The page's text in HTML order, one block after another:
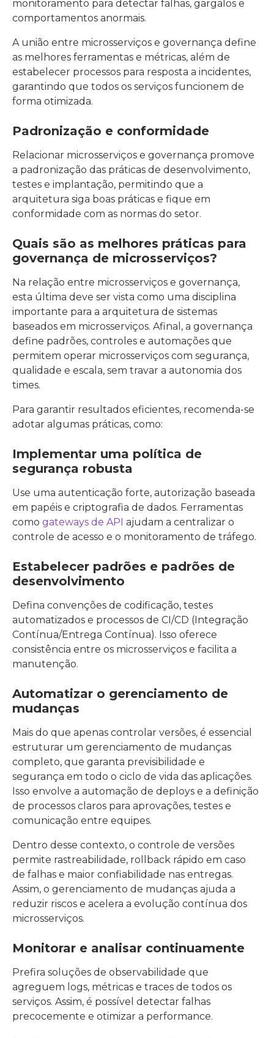
monitoramento para detectar falhas, gargalos e
comportamentos anormais.
A união entre microsserviços e governança define
as melhores ferramentas e métricas, além de
estabelecer processos para resposta a incidentes,
garantindo que todos os serviços funcionem de
forma otimizada.
Padronização e conformidade
Relacionar microsserviços e governança promove
a padronização das práticas de desenvolvimento,
testes e implantação, permitindo que a
arquitetura siga boas práticas e fique em
conformidade com as normas do setor.
Quais são as melhores práticas para
governança de microsserviços?
Na relação entre microsserviços e governança,
esta última deve ser vista como uma disciplina
importante para a arquitetura de sistemas
baseados em microsserviços. Afinal, a governança
define padrões, controles e automações que
permitem operar microsserviços com segurança,
qualidade e escala, sem travar a autonomia dos
times.
Para garantir resultados eficientes, recomenda-se
adotar algumas práticas, como:
Implementar uma política de
segurança robusta
Use uma autenticação forte, autorização baseada
em papéis e criptografia de dados. Ferramentas
como gateways de API ajudam a centralizar o
controle de acesso e o monitoramento de tráfego.
Estabelecer padrões e padrões de
desenvolvimento
Defina convenções de codificação, testes
automatizados e processos de CI/CD (Integração
Contínua/Entrega Contínua). Isso oferece
consistência entre os microsserviços e facilita a
manutenção.
Automatizar o gerenciamento de
mudanças
Mais do que apenas controlar versões, é essencial
estruturar um gerenciamento de mudanças
completo, que garanta previsibilidade e
segurança em todo o ciclo de vida das aplicações.
Isso envolve a automação de deploys e a definição
de processos claros para aprovações, testes e
comunicação entre equipes.
Dentro desse contexto, o controle de versões
permite rastreabilidade, rollback rápido em caso
de falhas e maior confiabilidade nas entregas.
Assim, o gerenciamento de mudanças ajuda a
reduzir riscos e acelera a evolução contínua dos
microsserviços.
Monitorar e analisar continuamente
Prefira soluções de observabilidade que
agreguem logs, métricas e traces de todos os
serviços. Assim, é possível detectar falhas
precocemente e otimizar a performance.